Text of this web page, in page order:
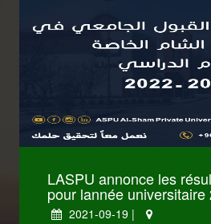
LASPU annonce les
pour lannée universitaire
2021-09-19 |